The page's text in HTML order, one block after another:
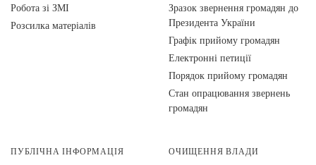
Робота зі ЗМІ
Розсилка матеріалів
Зразок звернення громадян до
Президента України
Графік прийому громадян
Електронні петиції
Порядок прийому громадян
Стан опрацювання звернень
громадян
ПУБЛІЧНА ІНФОРМАЦІЯ ОЧИЩЕННЯ ВЛАДИ